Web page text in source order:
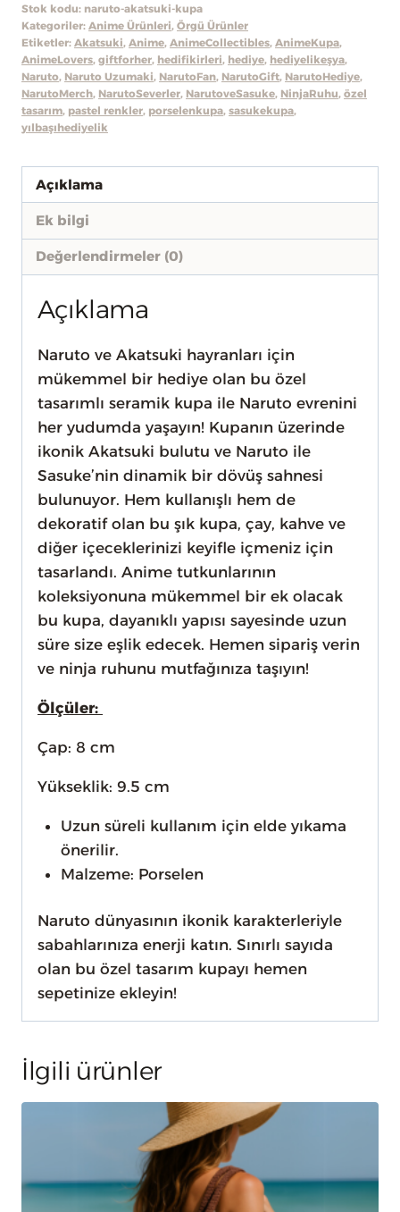
Porselen
Kupa
adet
Stok kodu: naruto-akatsuki-kupa
Kategoriler: Anime Ürünleri, Örgü Ürünler
Etiketler: Akatsuki, Anime, AnimeCollectibles, AnimeKupa,
AnimeLovers, giftforher, hedifikirleri, hediye, hediyelikeşya,
Naruto, Naruto Uzumaki, NarutoFan, NarutoGift, NarutoHediye,
NarutoMerch, NarutoSeverler, NarutoveSasuke, NinjaRuhu, özel
tasarım, pastel renkler, porselenkupa, sasukekupa,
yılbaşıhediyelik
Açıklama
Ek bilgi
Değerlendirmeler (0)
Açıklama
Naruto ve Akatsuki hayranları için
mükemmel bir hediye olan bu özel
tasarımlı seramik kupa ile Naruto evrenini
her yudumda yaşayın! Kupanın üzerinde
ikonik Akatsuki bulutu ve Naruto ile
Sasuke’nin dinamik bir dövüş sahnesi
bulunuyor. Hem kullanışlı hem de
dekoratif olan bu şık kupa, çay, kahve ve
diğer içeceklerinizi keyifle içmeniz için
tasarlandı. Anime tutkunlarının
koleksiyonuna mükemmel bir ek olacak
bu kupa, dayanıklı yapısı sayesinde uzun
süre size eşlik edecek. Hemen sipariş verin
ve ninja ruhunu mutfağınıza taşıyın!
Ölçüler:
Çap: 8 cm
Yükseklik: 9.5 cm
Uzun süreli kullanım için elde yıkama
önerilir.
Malzeme: Porselen
Naruto dünyasının ikonik karakterleriyle
sabahlarınıza enerji katın. Sınırlı sayıda
olan bu özel tasarım kupayı hemen
sepetinize ekleyin!
İlgili ürünler